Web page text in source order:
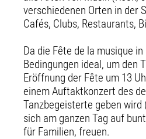
verschiedenen Orten in der
Cafés, Clubs, Restaurants,
Da die Fête de la musique
Bedingungen ideal, um den
Eröffnung der Fête um 13
einem Auftaktkonzert des
Tanzbegeisterte geben
sich am ganzen Tag auf
für Familien, freuen.